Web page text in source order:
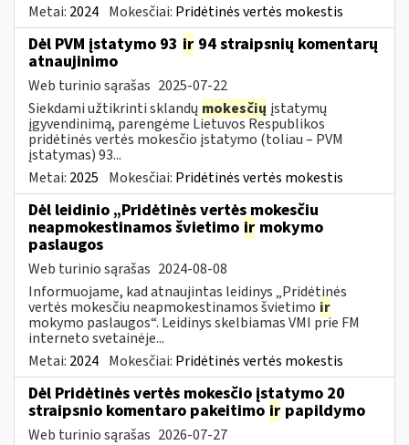
Metai: 2024 Mokesčiai: Pridėtinės vertės mokestis
Dėl PVM įstatymo 93 ir 94 straipsnių komentarų
atnaujinimo
Web turinio sąrašas 2025-07-22
Siekdami užtikrinti sklandų mokesčių įstatymų
įgyvendinimą, parengėme Lietuvos Respublikos
pridėtinės vertės mokesčio įstatymo (toliau – PVM
įstatymas) 93...
Metai: 2025 Mokesčiai: Pridėtinės vertės mokestis
Dėl leidinio „Pridėtinės vertės mokesčiu
neapmokestinamos švietimo ir mokymo
paslaugos
Web turinio sąrašas 2024-08-08
Informuojame, kad atnaujintas leidinys „Pridėtinės
vertės mokesčiu neapmokestinamos švietimo ir
mokymo paslaugos“. Leidinys skelbiamas VMI prie FM
interneto svetainėje...
Metai: 2024 Mokesčiai: Pridėtinės vertės mokestis
Dėl Pridėtinės vertės mokesčio įstatymo 20
straipsnio komentaro pakeitimo ir papildymo
Web turinio sąrašas 2026-07-27